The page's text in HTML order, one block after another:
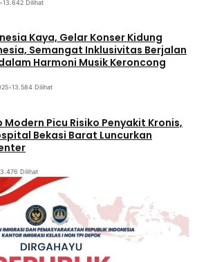
•13.642 Dilihat
Kaya, Gelar Konser Kidung
Semangat Inklusivitas Berjalan
Harmoni Musik Keroncong
•13.584 Dilihat
Modern Picu Risiko Penyakit Kronis,
Bekasi Barat Luncurkan
Dilihat